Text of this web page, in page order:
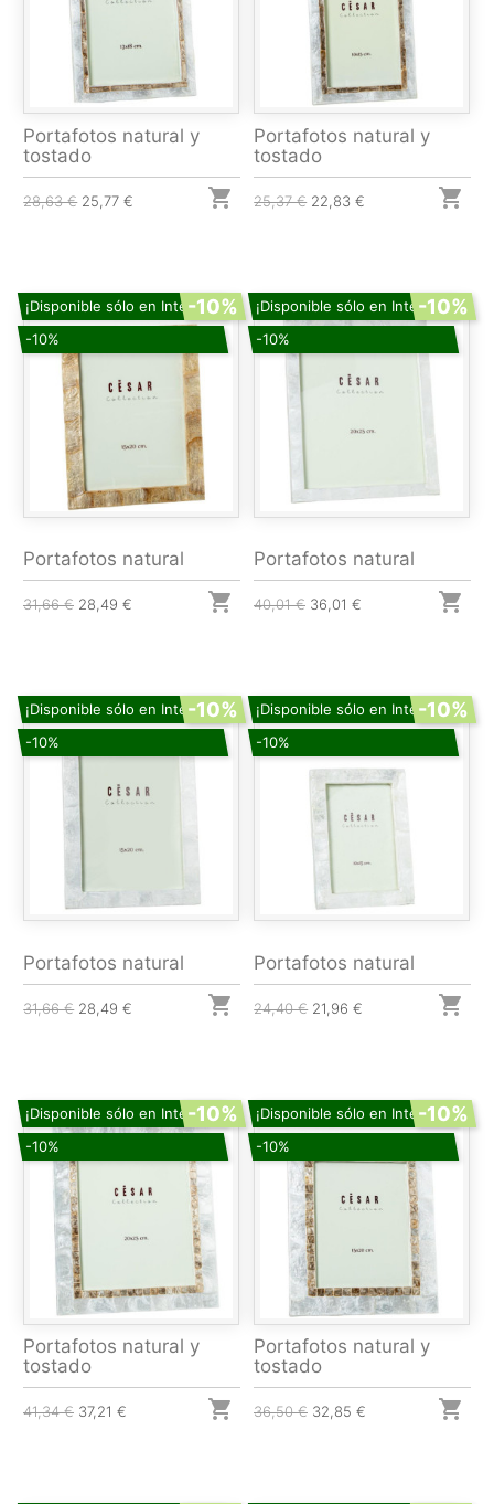
Portafotos natural y
tostado
28,63 € 25,77 € 
Portafotos natural y
tostado
25,37 € 22,83 € 
¡Disponible sólo en Internet!
-10%
-10%
Portafotos natural
31,66 € 28,49 € 
¡Disponible sólo en Internet!
-10%
-10%
Portafotos natural
40,01 € 36,01 € 
¡Disponible sólo en Internet!
-10%
-10%
Portafotos natural
31,66 € 28,49 € 
¡Disponible sólo en Internet!
-10%
-10%
Portafotos natural
24,40 € 21,96 € 
¡Disponible sólo en Internet!
-10%
-10%
Portafotos natural y
tostado
41,34 € 37,21 € 
¡Disponible sólo en Internet!
-10%
-10%
Portafotos natural y
tostado
36,50 € 32,85 € 